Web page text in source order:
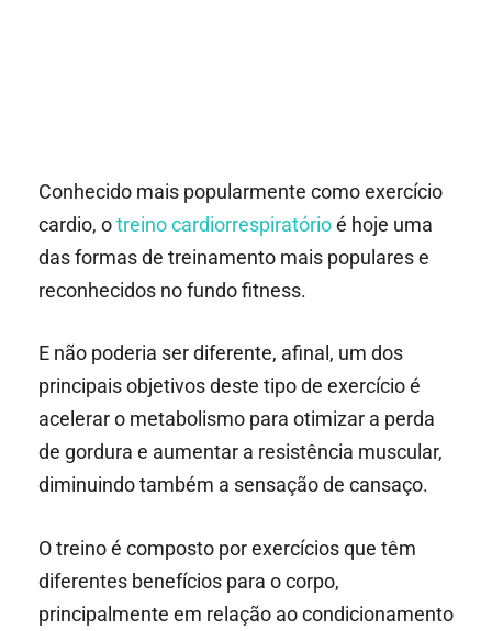
Conhecido mais popularmente como exercício
cardio, otreino cardiorrespiratórioé hoje uma
das formas de treinamento mais populares e
reconhecidos no fundo fitness.
E não poderia ser diferente, afinal, um dos
principais objetivos deste tipo de exercício é
acelerar o metabolismo para otimizar a perda
de gordura e aumentar a resistência muscular,
diminuindo também a sensação de cansaço.
O treino é composto por exercícios que têm
diferentes benefícios para o corpo,
principalmente em relação ao condicionamento